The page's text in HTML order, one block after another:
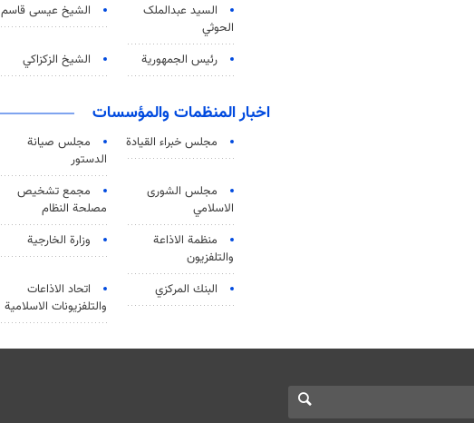
السید عبدالملک
الحوثي
الشيخ عيسى قاسم
رئيس الجمهورية الشيخ الزكزاكي
اخبار المنظمات والمؤسسات
مجلس خبراء القيادة
مجلس صيانة
الدستور
مجلس الشورى
الاسلامي
مجمع تشخيص
مصلحة النظام
منظمة الاذاعة
والتلفزیون
وزارة الخارجية
البنك المركزي
اتحاد الاذاعات
والتلفزيونات الاسلامية